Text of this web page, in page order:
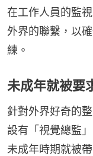
在工作人員的監
外界的聯繫，以
練。
未成年就被
針對外界好奇的
設有「視覺總監
未成年時期就被